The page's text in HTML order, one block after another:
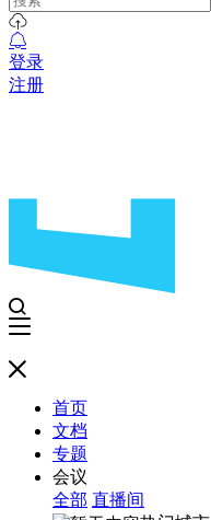
登录
注册
首页
文档
专题
会议
全部 直播间